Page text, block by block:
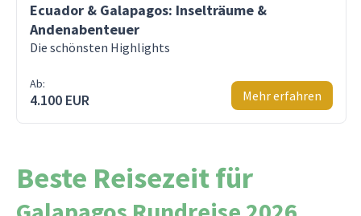
Ecuador & Galapagos: Inselträume &
Andenabenteuer
Die schönsten Highlights
Ab:
4.100 EUR Mehr erfahren
Beste Reisezeit für